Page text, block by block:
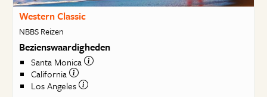
Western Classic
NBBS Reizen
Bezienswaardigheden
Santa Monica
California
Los Angeles